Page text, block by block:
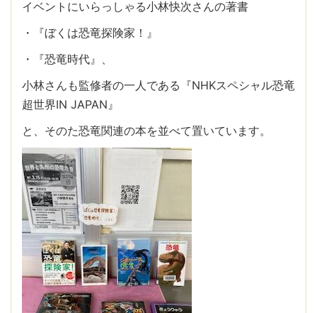
イベントにいらっしゃる小林快次さんの著書
・『ぼくは恐竜探険家！』
・『恐竜時代』、
小林さんも監修者の一人である『NHKスペシャル恐竜
超世界IN JAPAN』
と、そのた恐竜関連の本を並べて置いています。